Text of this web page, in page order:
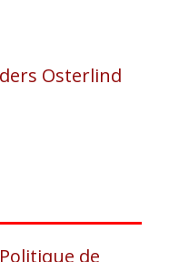
Osterlind
Politique de